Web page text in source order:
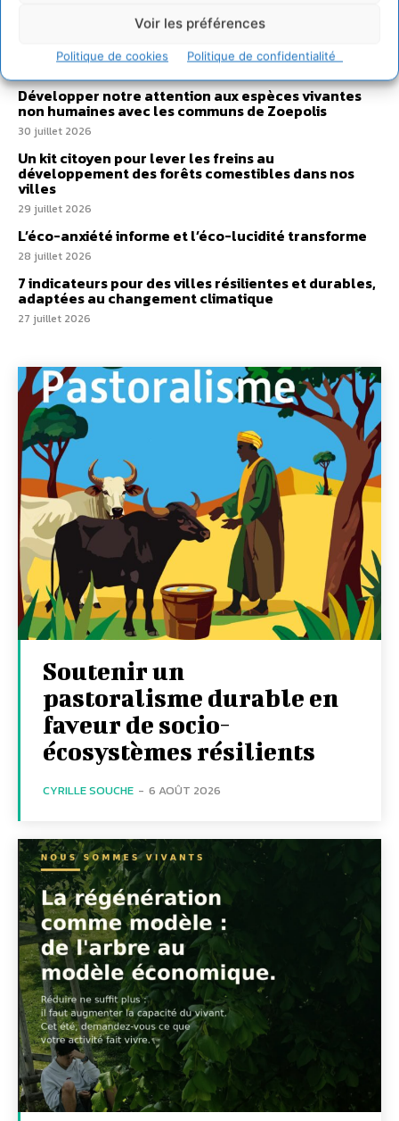
Voir les préférences
Politique de cookies Politique de confidentialité
Comment le sol français a perdu sa mémoire
hydrique et déréglé tout le territoire (2020-2026)
Développer notre attention aux espèces vivantes
non humaines avec les communs de Zoepolis
30 juillet 2026
Un kit citoyen pour lever les freins au
développement des forêts comestibles dans nos
villes
29 juillet 2026
L’éco-anxiété informe et l’éco-lucidité transforme
28 juillet 2026
7 indicateurs pour des villes résilientes et durables,
adaptées au changement climatique
27 juillet 2026
Soutenir un
pastoralisme durable en
faveur de socio-
écosystèmes résilients
CYRILLE SOUCHE - 6 AOÛT 2026